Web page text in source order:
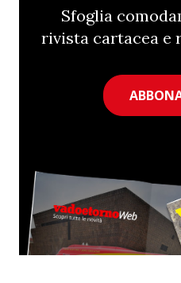
Sfoglia
rivista cartacea e